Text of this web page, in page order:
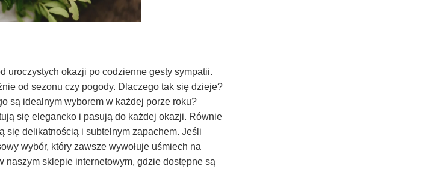
uroczystych okazji po codzienne gesty sympatii.
od sezonu czy pogody. Dlaczego tak się dzieje?
są idealnym wyborem w każdej porze roku?
się elegancko i pasują do każdej okazji. Równie
się delikatnością i subtelnym zapachem. Jeśli
wybór, który zawsze wywołuje uśmiech na
naszym sklepie internetowym, gdzie dostępne są